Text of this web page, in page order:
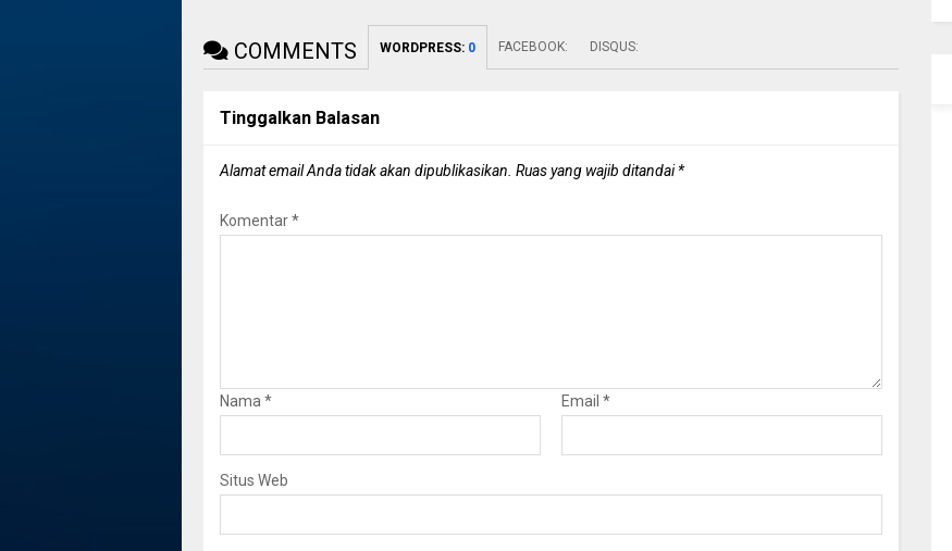
COMMENTS WORDPRESS: 0 FACEBOOK: DISQUS:
Tinggalkan Balasan
Alamat email Anda tidak akan dipublikasikan. Ruas yang wajib ditandai*
Komentar*
Nama* Email *
Situs Web